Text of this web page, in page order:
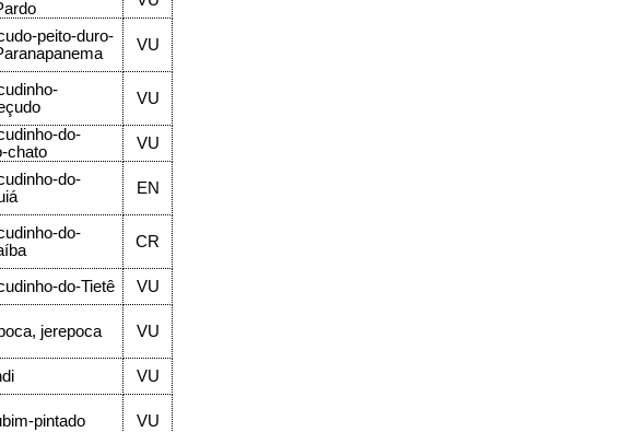
peito-duro-
VU
VU
do-
chato
VU
do-
EN
do-
CR
do-Tietê VU
jerepoca VU
VU
pintado VU